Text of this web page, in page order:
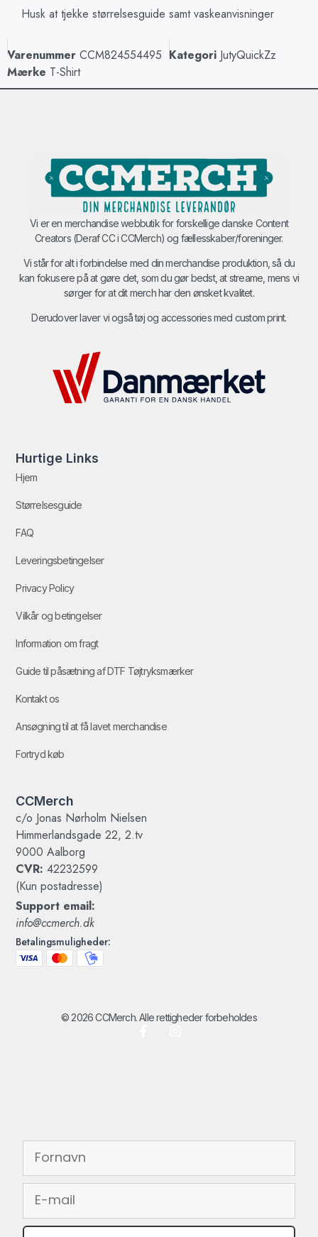
Husk at tjekke størrelsesguide samt vaskeanvisninger
Varenummer CCM824554495 Kategori JutyQuickZz
Mærke T-Shirt
Vi er en merchandise webbutik for forskellige danske Content
Creators (Deraf CC i CCMerch) og fællesskaber/foreninger.
Vi står for alt i forbindelse med din merchandise produktion, så du
kan fokusere på at gøre det, som du gør bedst, at streame, mens vi
sørger for at dit merch har den ønsket kvalitet.
Derudover laver vi også tøj og accessories med custom print.
Hurtige Links
Hjem
Størrelsesguide
FAQ
Leveringsbetingelser
Privacy Policy
Vilkår og betingelser
Information om fragt
Guide til påsætning af DTF Tøjtryksmærker
Kontakt os
Ansøgning til at få lavet merchandise
Fortryd køb
CCMerch
c/o Jonas Nørholm Nielsen
Himmerlandsgade 22, 2.tv
9000 Aalborg
CVR: 42232599
(Kun postadresse)
Support email:
info@ccmerch.dk
Betalingsmuligheder:
© 2026 CCMerch. Alle rettigheder forbeholdes
FORNAVN
EMAIL